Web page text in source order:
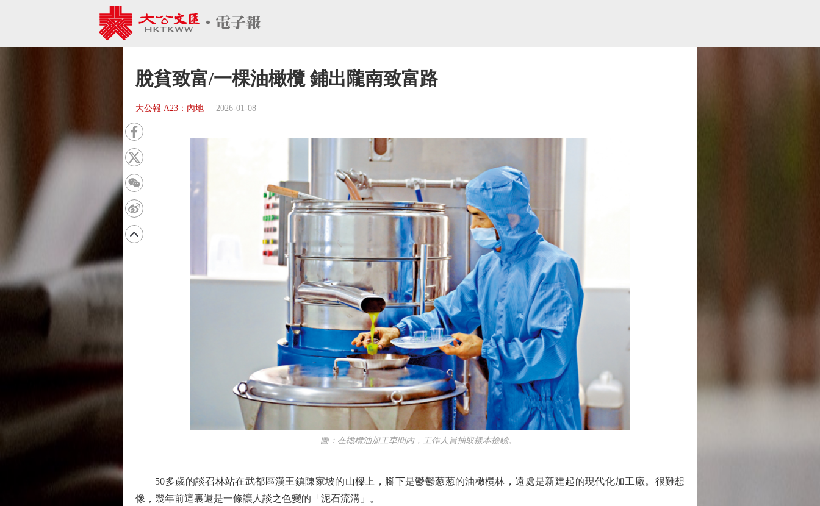
脫貧致富/一棵油橄欖 鋪出隴南致富路
大公報 A23：內地 2026-01-08
圖：在橄欖油加工車間內，工作人員抽取樣本檢驗。
50多歲的談召林站在武都區漢王鎮陳家坡的山樑上，腳下是鬱鬱葱葱的油橄欖林，遠處是新建起的現代化加工廠。很難想
像，幾年前這裏還是一條讓人談之色變的「泥石流溝」。